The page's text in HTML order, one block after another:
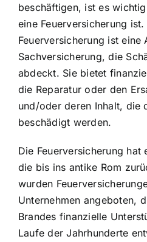
beschäftigen, ist es
eine Feuerversicherung ist.
Feuerversicherung ist eine
Sachversicherung, die
abdeckt. Sie bietet
die Reparatur oder den
und/oder deren Inhalt, die
beschädigt werden.
Die Feuerversicherung hat
die bis ins antike Rom
wurden
Unternehmen angeboten,
Brandes finanzielle
Laufe der Jahrhunderte